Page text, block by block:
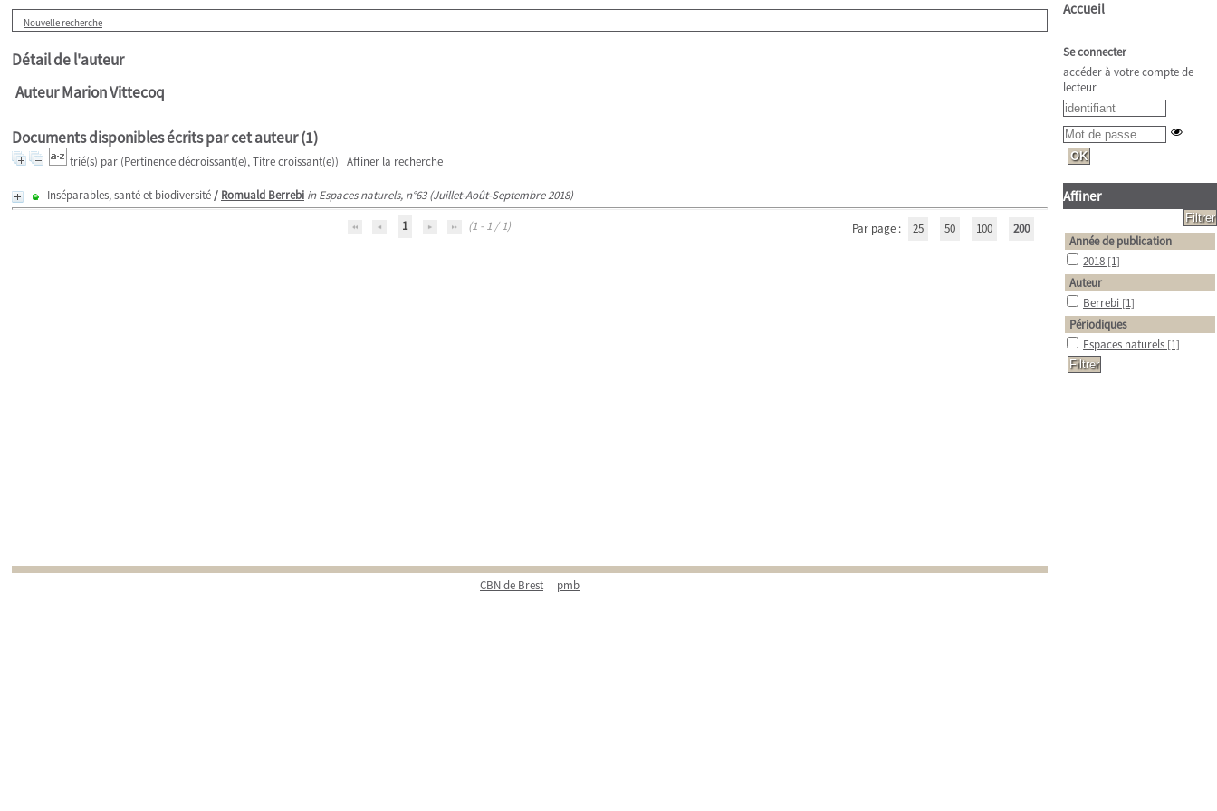
Nouvelle recherche
Détail de l'auteur
Auteur Marion Vittecoq
Documents disponibles écrits par cet auteur (1)
trié(s) par (Pertinence décroissant(e), Titre croissant(e)) Affiner la recherche
Inséparables, santé et biodiversité/ Romuald Berrebi in Espaces naturels, n°63 (Juillet-Août-Septembre 2018)
1
(1 - 1 / 1) Par page : 25 50 100 200
CBN de Brest pmb
Accueil
Se connecter
accéder à votre compte de
lecteur
Affiner
Année de publication
2018 [1]
Auteur
Berrebi [1]
Périodiques
Espaces naturels [1]